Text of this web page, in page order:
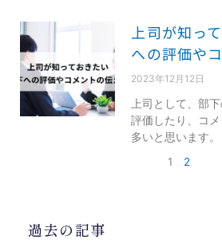
上司が知っ
への評価や
2023年12月12日
上司として、部
評価したり、コ
多いと思います
1 2
過去の記事